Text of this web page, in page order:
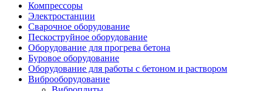
Компрессоры
Электростанции
Сварочное оборудование
Пескоструйное оборудование
Оборудование для прогрева бетона
Буровое оборудование
Оборудование для работы с бетоном и раствором
Виброоборудование